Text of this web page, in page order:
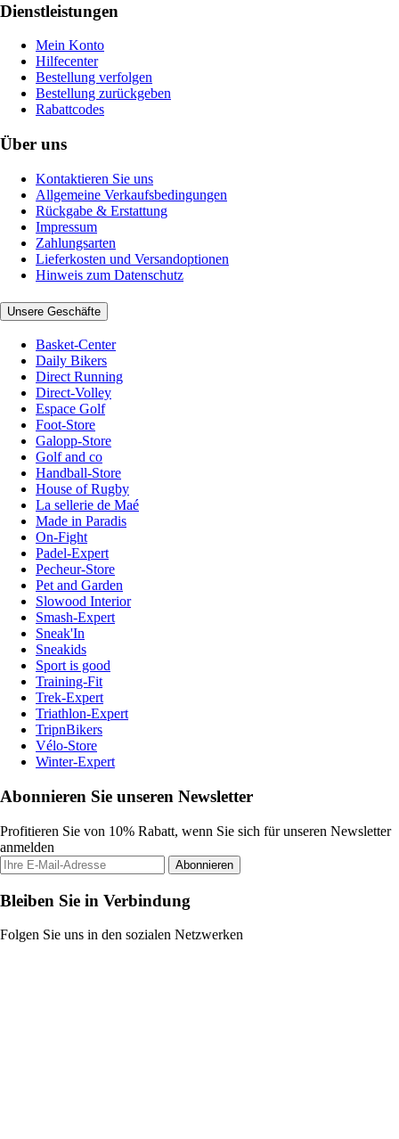
Dienstleistungen
Mein Konto
Hilfecenter
Bestellung verfolgen
Bestellung zurückgeben
Rabattcodes
Über uns
Kontaktieren Sie uns
Allgemeine Verkaufsbedingungen
Rückgabe & Erstattung
Impressum
Zahlungsarten
Lieferkosten und Versandoptionen
Hinweis zum Datenschutz
Unsere Geschäfte
Basket-Center
Daily Bikers
Direct Running
Direct-Volley
Espace Golf
Foot-Store
Galopp-Store
Golf and co
Handball-Store
House of Rugby
La sellerie de Maé
Made in Paradis
On-Fight
Padel-Expert
Pecheur-Store
Pet and Garden
Slowood Interior
Smash-Expert
Sneak'In
Sneakids
Sport is good
Training-Fit
Trek-Expert
Triathlon-Expert
TripnBikers
Vélo-Store
Winter-Expert
Abonnieren Sie unseren Newsletter
Profitieren Sie von 10% Rabatt, wenn Sie sich für unseren Newsletter
anmelden
Abonnieren
Bleiben Sie in Verbindung
Folgen Sie uns in den sozialen Netzwerken